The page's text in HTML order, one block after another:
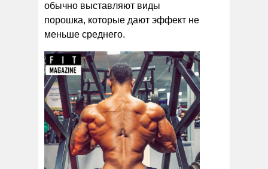
обычно выставляют виды
порошка, которые дают эффект не
меньше среднего.